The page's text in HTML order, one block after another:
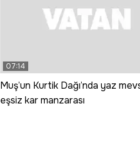
07:14
Muş’un Kurtik Dağı’nda yaz
eşsiz kar manzarası